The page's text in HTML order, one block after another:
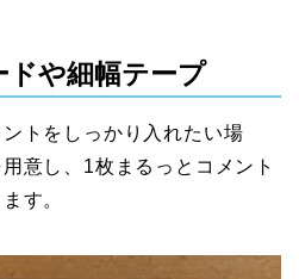
ドや細幅テープ
トをしっかり入れたい場
意し、1枚まるっとコメント
す。